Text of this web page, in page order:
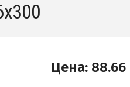
Цена: 88.66